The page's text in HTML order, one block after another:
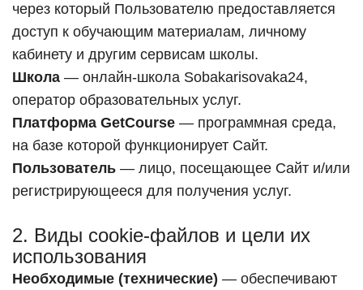
через который Пользователю предоставляется
доступ к обучающим материалам, личному
кабинету и другим сервисам школы.
Школа — онлайн-школа Sobakarisovaka24,
оператор образовательных услуг.
Платформа GetCourse — программная среда,
на базе которой функционирует Сайт.
Пользователь — лицо, посещающее Сайт и/или
регистрирующееся для получения услуг.
2. Виды cookie-файлов и цели их
использования
Необходимые (технические) — обеспечивают